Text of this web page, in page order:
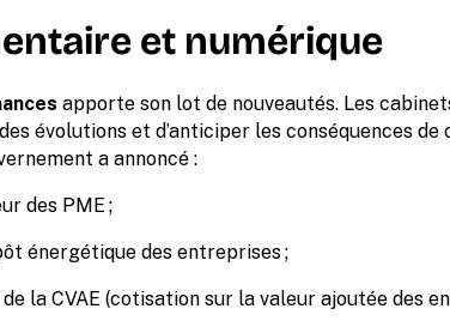
et numérique
apporte son lot de nouveautés. Les
évolutions et d’anticiper les conséquences de
a annoncé :
des PME ;
énergétique des entreprises ;
la CVAE (cotisation sur la valeur ajoutée des